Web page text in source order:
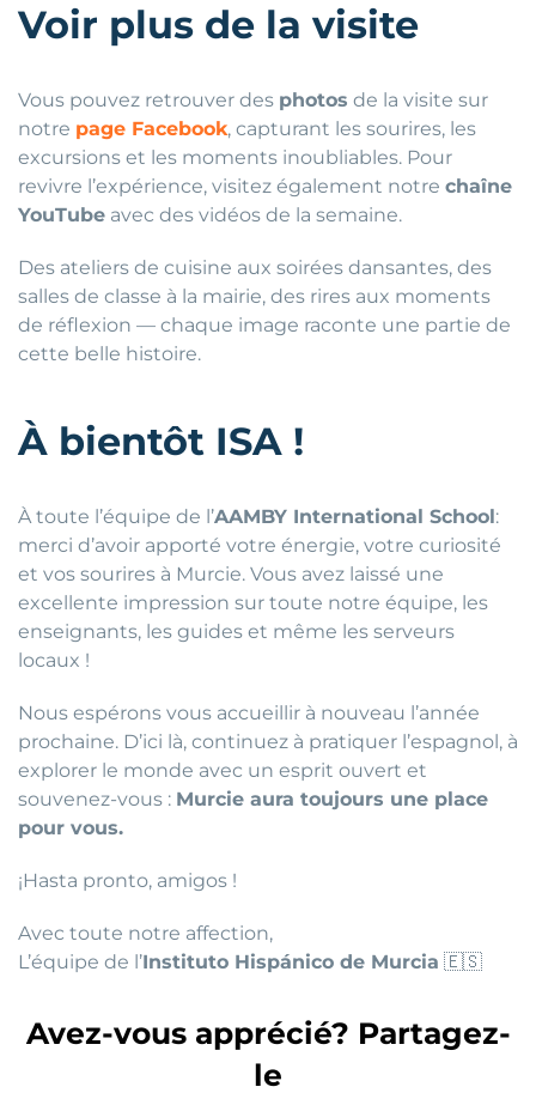
Voir plus de la visite
Vous pouvez retrouver des photos de la visite sur
notre page Facebook, capturant les sourires, les
excursions et les moments inoubliables. Pour
revivre l’expérience, visitez également notre chaîne
YouTube avec des vidéos de la semaine.
Des ateliers de cuisine aux soirées dansantes, des
salles de classe à la mairie, des rires aux moments
de réflexion — chaque image raconte une partie de
cette belle histoire.
À bientôt ISA !
À toute l’équipe de l’AAMBY International School :
merci d’avoir apporté votre énergie, votre curiosité
et vos sourires à Murcie. Vous avez laissé une
excellente impression sur toute notre équipe, les
enseignants, les guides et même les serveurs
locaux !
Nous espérons vous accueillir à nouveau l’année
prochaine. D’ici là, continuez à pratiquer l’espagnol, à
explorer le monde avec un esprit ouvert et
souvenez-vous : Murcie aura toujours une place
pour vous.
¡Hasta pronto, amigos !
Avec toute notre affection,
L’équipe de l’Instituto Hispánico de Murcia 🇪🇸
Avez-vous apprécié? Partagez-
le